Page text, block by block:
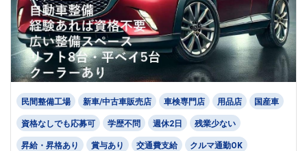
民間整備工場 新車/中古車販売店 車検専門店 用品店 国産車
資格なしでも応募可 学歴不問 週休2日 残業少ない
昇給・昇格あり 賞与あり 交通費支給 クルマ通勤OK